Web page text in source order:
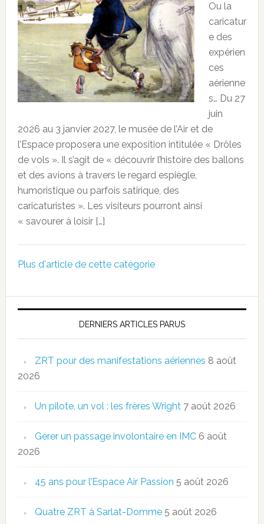
Ou la
caricatur
e des
expérien
ces
aérienne
s… Du 27
juin
2026 au 3 janvier 2027, le musée de l’Air et de
l’Espace proposera une exposition intitulée « Drôles
de vols ». Il s’agit de « découvrir l’histoire des ballons
et des avions à travers le regard espiègle,
humoristique ou parfois satirique, des
caricaturistes ». Les visiteurs pourront ainsi
« savourer à loisir […]
Plus d'article de cette catégorie
DERNIERS ARTICLES PARUS
ZRT pour des manifestations aériennes 8 août
2026
Un pilote, un vol : les frères Wright 7 août 2026
Gérer un passage involontaire en IMC 6 août
2026
45 ans pour l’Espace Air Passion 5 août 2026
Quatre ZRT à Sarlat-Domme 5 août 2026